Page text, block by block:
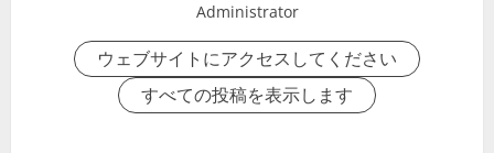
Administrator
ウェブサイトにアクセスしてください
すべての投稿を表示します